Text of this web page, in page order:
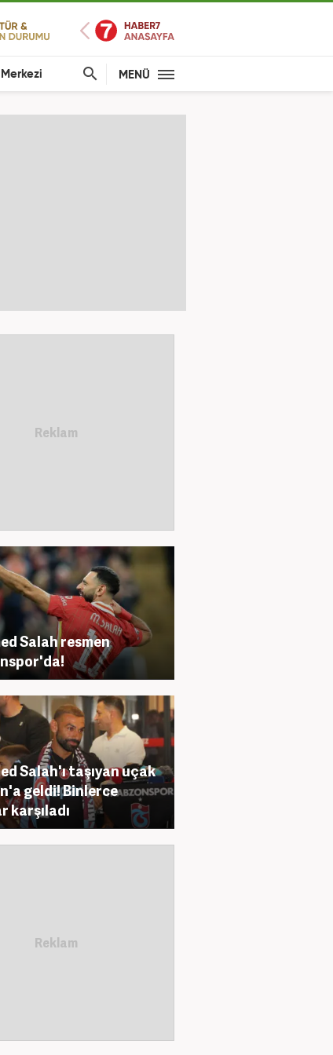
MENÜ
Salah resmen
Salah'ı taşıyan uçak
geldi! Binlerce